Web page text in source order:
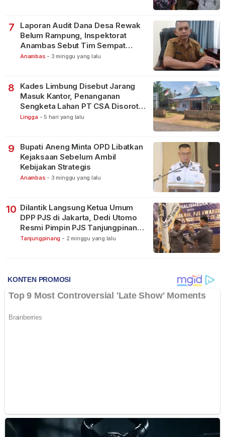
7
Laporan Audit Dana Desa Rewak
Belum Rampung, Inspektorat
Anambas Sebut Tim Sempat
Terbagi Tangani Kasus Lain
Anambas - 3 minggu yang lalu
8
Kades Limbung Disebut Jarang
Masuk Kantor, Penanganan
Sengketa Lahan PT CSA Disorot
Warga
Lingga - 5 hari yang lalu
9
Bupati Aneng Minta OPD Libatkan
Kejaksaan Sebelum Ambil
Kebijakan Strategis
Anambas - 3 minggu yang lalu
10 Dilantik Langsung Ketua Umum
DPP PJS di Jakarta, Dedi Utomo
Resmi Pimpin PJS Tanjungpinang-
Bintan
Tanjungpinang - 2 minggu yang lalu